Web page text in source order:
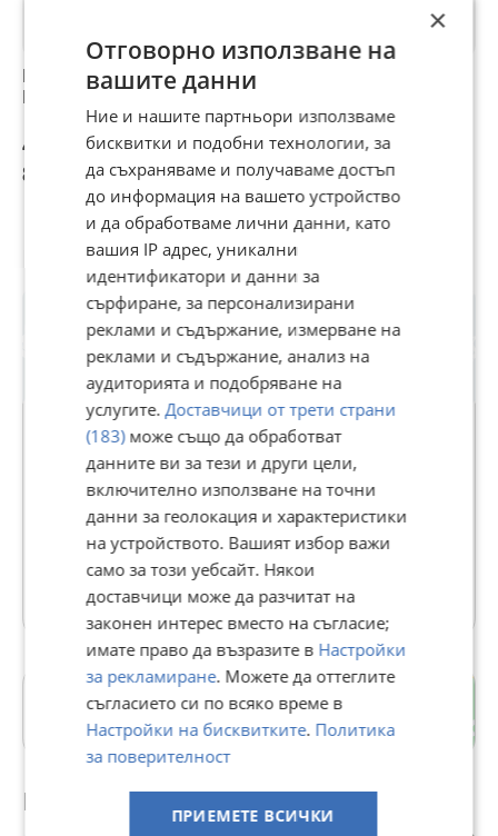
Полуремарке
Koegel SN 24
4 200 €
8 214,49 лв
Фургон бунгало на
колела
4 601,63 €
9 000,01 лв
4 999 €
9 777,19 лв
Потребител
ОЛИМПИК - ЯСЕН СИМОВ - ЕООД
В Bazar.BG от 14 ноември 2014г.
Последно активен 07 август в 16:40 ч.
106 Обяви
с. Горско ново село
Велико Търново
Препоръчани за теб
×
Отговорно използване на
вашите данни
Ние и нашите партньори използваме
бисквитки и подобни технологии, за
да съхраняваме и получаваме достъп
до информация на вашето устройство
и да обработваме лични данни, като
вашия IP адрес, уникални
идентификатори и данни за
сърфиране, за персонализирани
реклами и съдържание, измерване на
реклами и съдържание, анализ на
аудиторията и подобряване на
услугите. Доставчици от трети страни
(183)може също да обработват
данните ви за тези и други цели,
включително използване на точни
данни за геолокация и характеристики
на устройството. Вашият избор важи
само за този уебсайт. Някои
доставчици може да разчитат на
законен интерес вместо на съгласие;
имате право да възразите в Настройки
за рекламиране. Можете да оттеглите
съгласието си по всяко време в
Настройки на бисквитките. Политика
за поверителност
ПРИЕМЕТЕ ВСИЧКИ